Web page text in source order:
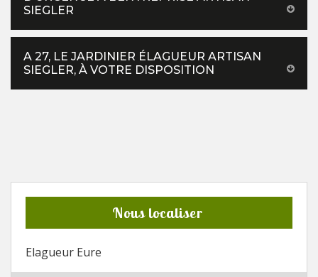
SIEGLER
A 27, LE JARDINIER ÉLAGUEUR ARTISAN
SIEGLER, À VOTRE DISPOSITION
Nous localiser
Elagueur Eure